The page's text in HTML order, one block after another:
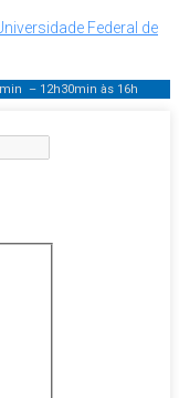
Federal de
– 12h30min às 16h